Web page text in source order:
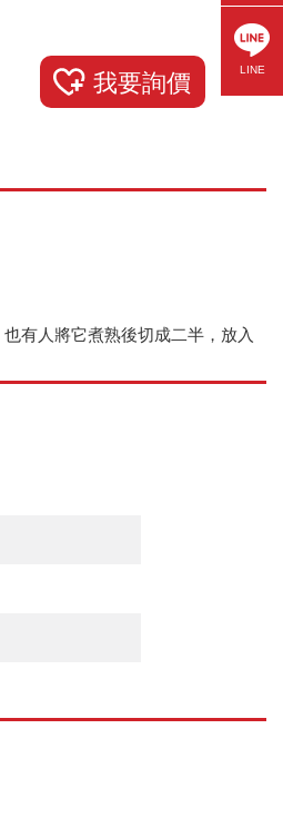
我要詢價
有人將它煮熟後切成二半，放入
LINE